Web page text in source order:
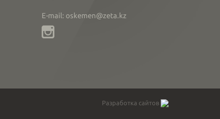
E-mail: oskemen@zeta.kz
Разработка сайтов